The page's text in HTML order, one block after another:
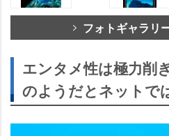
フォトギャラリ
エンタメ性は極力削
のようだとネットで